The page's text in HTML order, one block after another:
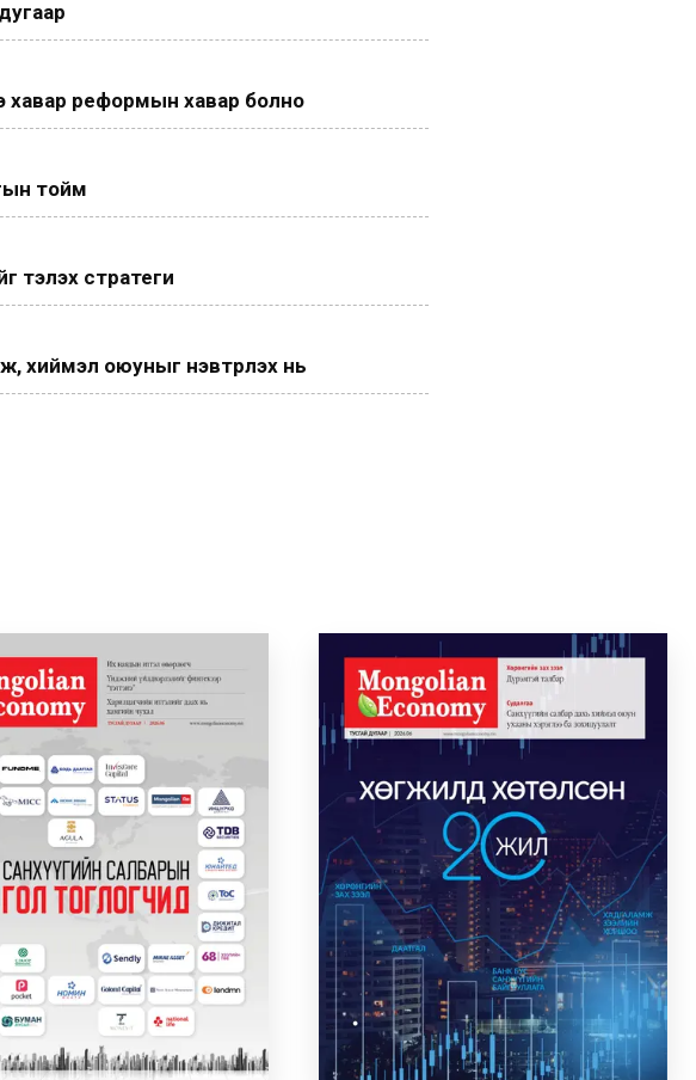
хавар реформын хавар болно
тойм
тэлэх стратеги
хиймэл оюуныг нэвтрүүлэх нь